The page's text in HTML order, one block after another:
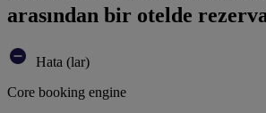
arasından bir otelde
Hata (lar)
Core booking engine